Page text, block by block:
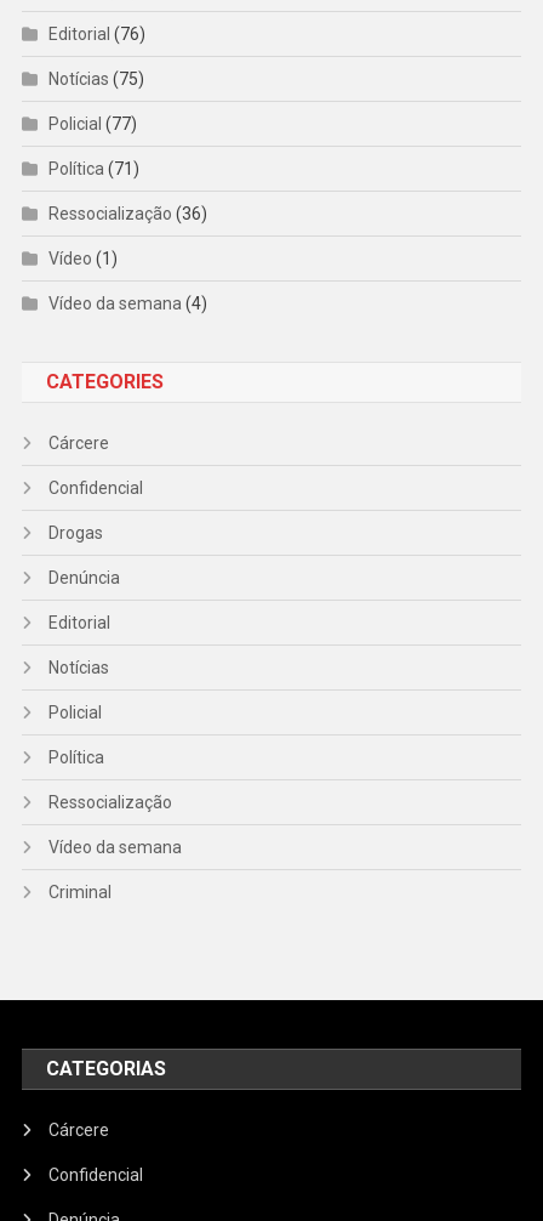
Editorial (76)
Notícias (75)
Policial (77)
Política (71)
Ressocialização (36)
Vídeo (1)
Vídeo da semana (4)
CATEGORIES
Cárcere
Confidencial
Drogas
Denúncia
Editorial
Notícias
Policial
Política
Ressocialização
Vídeo da semana
Criminal
CATEGORIAS
Cárcere
Confidencial